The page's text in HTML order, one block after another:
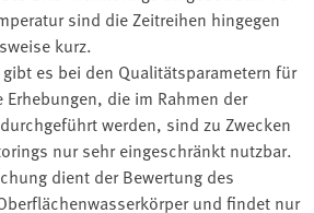
sind die Zeitreihen hingegen
kurz.
es bei den Qualitätsparametern für
Erhebungen, die im Rahmen der
werden, sind zu Zwecken
nur sehr eingeschränkt nutzbar.
dient der Bewertung des
und findet nur